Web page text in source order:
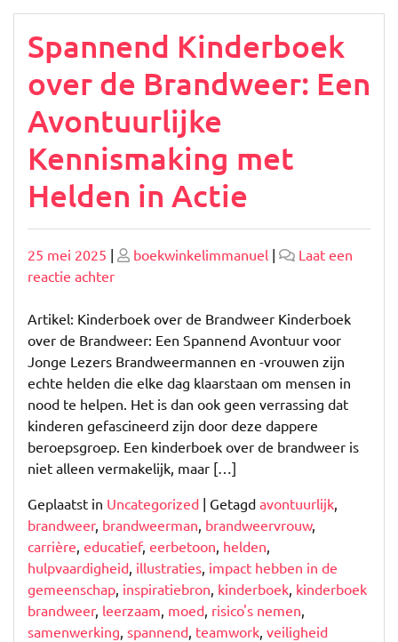
Spannend Kinderboek
over de Brandweer: Een
Avontuurlijke
Kennismaking met
Helden in Actie
Geplaatst
op
25 mei 2025 | Geplaatst
boekwinkelimmanuel |
Laat een
reactie achterop
Kinderboek
over
de
Brandweer:
Een
Avontuurlijke
Kennismaking
met
in
Actie
Artikel: Kinderboek over de Brandweer Kinderboek
over de Brandweer: Een Spannend Avontuur voor
Jonge Lezers Brandweermannen en -vrouwen zijn
echte helden die elke dag klaarstaan om mensen in
nood te helpen. Het is dan ook geen verrassing dat
kinderen gefascineerd zijn door deze dappere
beroepsgroep. Een kinderboek over de brandweer is
niet alleen vermakelijk, maar […]
Geplaatst in Uncategorized | Getagd avontuurlijk,
brandweer, brandweerman, brandweervrouw,
carrière, educatief, eerbetoon, helden,
hulpvaardigheid, illustraties, impact hebben in de
gemeenschap, inspiratiebron, kinderboek, kinderboek
brandweer, leerzaam, moed, risico's nemen,
samenwerking, spannend, teamwork, veiligheid